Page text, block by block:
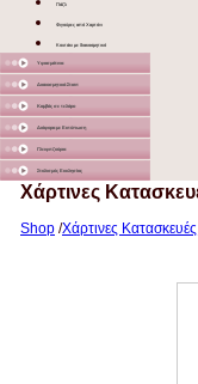
Πάζλ
Φιγούρες από Χαρτόνι
Κουτάκι με διακοσμητικό
Υφασμάτινα
Διακοσμητικά Σταντ
Καμβάς σε τελάρο
Διάφορα με Εκτύπωση
Γλειφιτζούρια
Στολισμός Εκκλησίας
Χάρτινες
Shop /Χάρτινες